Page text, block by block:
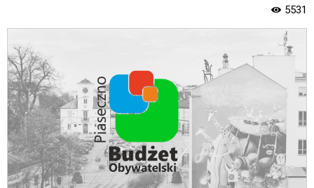
menu
skiplinks
pozwalające
szybko
przechodzić
do
treści,
które
znajduje
się
5531